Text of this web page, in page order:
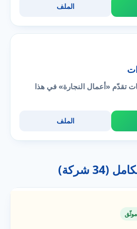
الملف
تقدّم «أعمال النجارة» في هذا
الملف
شركة)